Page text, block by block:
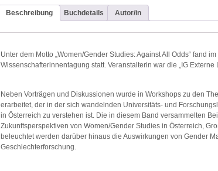
Beschreibung Buchdetails Autor/in
Unter dem Motto „Women/Gender Studies: Against All Odds“ fand
Wissenschafterinnentagung statt. Veranstalterin war die „IG
Neben Vorträgen und Diskussionen wurde in Workshops zu den
erarbeitet, der in der sich wandelnden Universitäts- und
in Österreich zu verstehen ist. Die in diesem Band versammelten
Zukunftsperspektiven von Women/Gender Studies in Österreich,
beleuchtet werden darüber hinaus die Auswirkungen von Gender
Geschlechterforschung.